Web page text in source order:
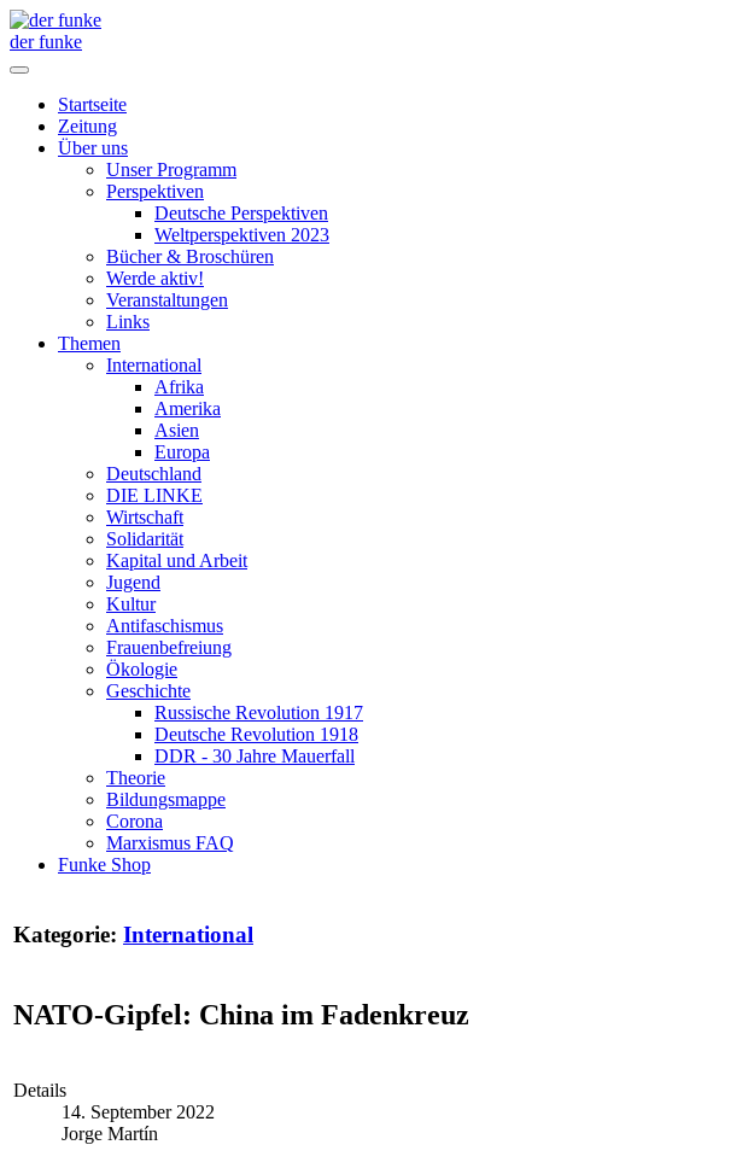
der funke
Startseite
Zeitung
Über uns
Unser Programm
Perspektiven
Deutsche Perspektiven
Weltperspektiven 2023
Bücher & Broschüren
Werde aktiv!
Veranstaltungen
Links
Themen
International
Afrika
Amerika
Asien
Europa
Deutschland
DIE LINKE
Wirtschaft
Solidarität
Kapital und Arbeit
Jugend
Kultur
Antifaschismus
Frauenbefreiung
Ökologie
Geschichte
Russische Revolution 1917
Deutsche Revolution 1918
DDR - 30 Jahre Mauerfall
Theorie
Bildungsmappe
Corona
Marxismus FAQ
Funke Shop
Kategorie: International
NATO-Gipfel: China im Fadenkreuz
Details
14. September 2022
Jorge Martín